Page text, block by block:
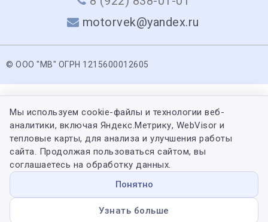
motorvek@yandex.ru
© ООО "МВ" ОГРН 1215600012605
Мы используем cookie-файлы и технологии веб-
аналитики, включая Яндекс.Метрику, WebVisor и
тепловые карты, для анализа и улучшения работы
сайта. Продолжая пользоваться сайтом, вы
соглашаетесь на обработку данных.
Понятно
Узнать больше